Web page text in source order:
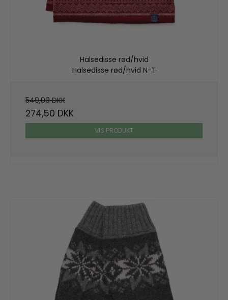
Halsedisse rød/hvid
Halsedisse rød/hvid N-T
549,00 DKK
274,50 DKK
VIS PRODUKT